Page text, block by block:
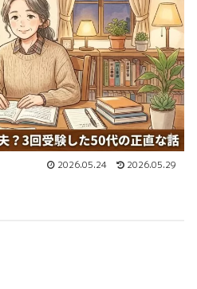
2026.05.24 2026.05.29